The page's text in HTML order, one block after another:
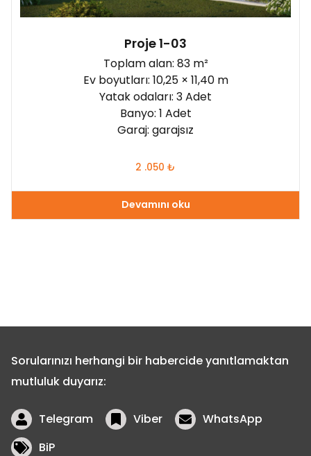
Proje 1-03
Toplam alan: 83 m²
Ev boyutları: 10,25 × 11,40 m
Yatak odaları: 3 Adet
Banyo: 1 Adet
Garaj: garajsız
2 .050 ₺
Devamını oku
Sorularınızı herhangi bir habercide yanıtlamaktan
mutluluk duyarız:
Telegram Viber
WhatsApp
BiP